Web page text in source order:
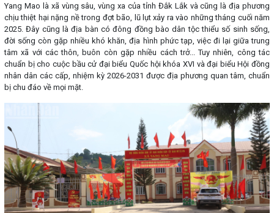
Yang Mao là xã vùng sâu, vùng xa của tỉnh Đắk Lắk và cũng là địa phương
chịu thiệt hại nặng nề trong đợt bão, lũ lụt xảy ra vào những tháng cuối năm
2025. Đây cũng là địa bàn có đông đồng bào dân tộc thiểu số sinh sống,
đời sống còn gặp nhiều khó khăn, địa hình phức tạp, việc đi lại giữa trung
tâm xã với các thôn, buôn còn gặp nhiều cách trở... Tuy nhiên, công tác
chuẩn bị cho cuộc bầu cử đại biểu Quốc hội khóa XVI và đại biểu Hội đồng
nhân dân các cấp, nhiệm kỳ 2026-2031 được địa phương quan tâm, chuẩn
bị chu đáo về mọi mặt.